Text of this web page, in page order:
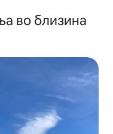
во близина